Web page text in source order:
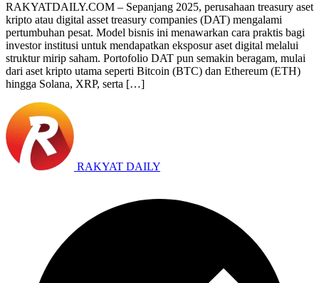
RAKYATDAILY.COM – Sepanjang 2025, perusahaan treasury aset
kripto atau digital asset treasury companies (DAT) mengalami
pertumbuhan pesat. Model bisnis ini menawarkan cara praktis bagi
investor institusi untuk mendapatkan eksposur aset digital melalui
struktur mirip saham. Portofolio DAT pun semakin beragam, mulai
dari aset kripto utama seperti Bitcoin (BTC) dan Ethereum (ETH)
hingga Solana, XRP, serta […]
RAKYAT DAILY